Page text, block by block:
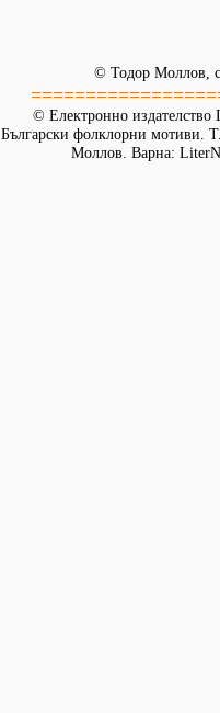
© Тодор Моллов,
© Електронно издателство
Български фолклорни мотиви.
Моллов. Варна: